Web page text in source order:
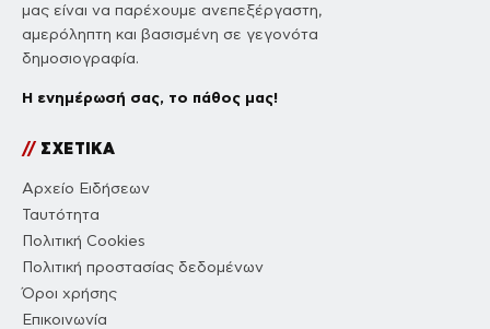
μας είναι να παρέχουμε ανεπεξέργαστη,
αμερόληπτη και βασισμένη σε γεγονότα
δημοσιογραφία.
Η ενημέρωσή σας, το πάθος μας!
//ΣΧΕΤΙΚΑ
Αρχείο Ειδήσεων
Ταυτότητα
Πολιτική Cookies
Πολιτική προστασίας δεδομένων
Όροι χρήσης
Επικοινωνία